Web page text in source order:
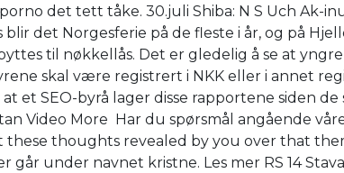
det tett tåke. 30.juli Shiba: N S Uch Ak-
blir det Norgesferie på de fleste i år, og på
til nøkkellås. Det er gledelig å se at
skal være registrert i NKK eller i annet
et SEO-byrå lager disse rapportene siden
Video More ​ Har du spørsmål angående
thoughts revealed by you over that
under navnet kristne. Les mer RS 14